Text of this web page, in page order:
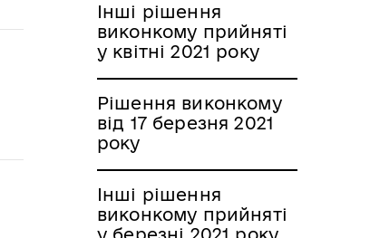
Інші рішення
виконкому прийняті
у квітні 2021 року
Рішення виконкому
від 17 березня 2021
року
Інші рішення
виконкому прийняті